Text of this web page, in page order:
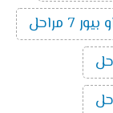
7 مراحل